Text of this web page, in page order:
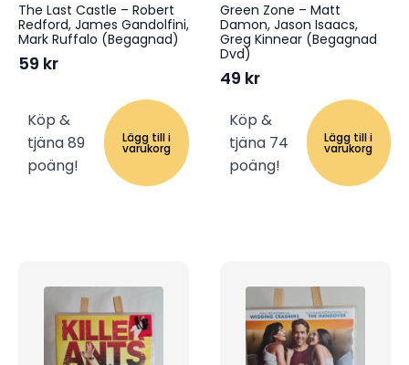
The Last Castle – Robert
Redford, James Gandolfini,
Mark Ruffalo (Begagnad)
59 kr
Köp &
tjäna 89
poäng!
Lägg till i
varukorg
Green Zone – Matt
Damon, Jason Isaacs,
Greg Kinnear (Begagnad
Dvd)
49 kr
Köp &
tjäna 74
poäng!
Lägg till i
varukorg